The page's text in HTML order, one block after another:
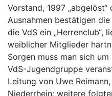
Vorstand, 1997
Ausnahmen bestätigen
die VdS ein „Herrenclub“,
weiblicher Mitglieder
Sorgen muss man sich
VdS-Jugendgruppe
Leitung von Uwe
Niederrhein; weitere